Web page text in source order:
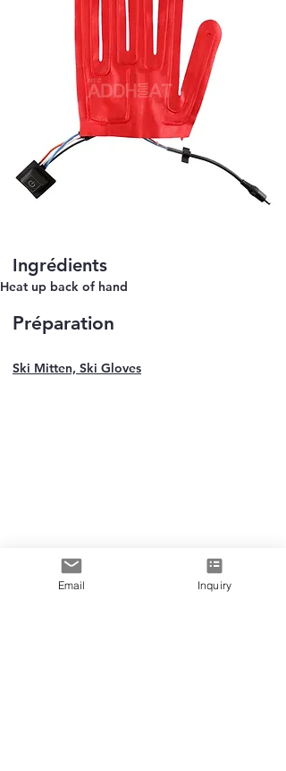
Ingrédients
Heat up back of hand
Préparation
Ski Mitten, Ski Gloves
Email Inquiry